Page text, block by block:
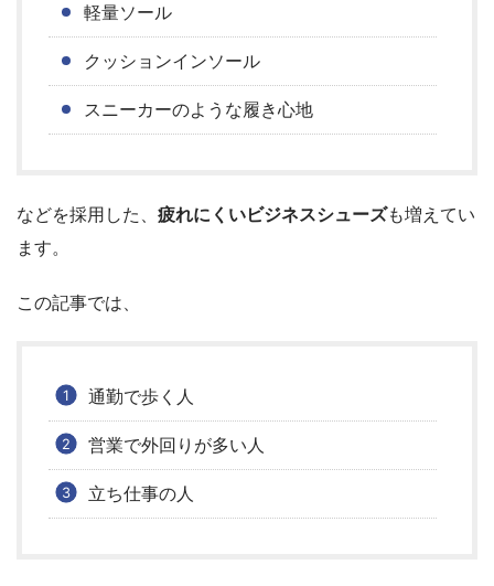
軽量ソール
クッションインソール
スニーカーのような履き心地
などを採用した、 疲れにくいビジネスシューズも増えてい
ます。
この記事では、
通勤で歩く人
営業で外回りが多い人
立ち仕事の人